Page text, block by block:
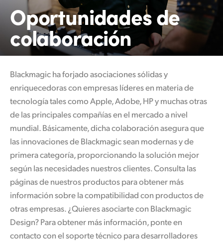
Finland
France
Hong Kong SAR, China
India
Italy
Japan
Korea
Malaysia
Netherlands
Oportunidadesde
colaboración
Blackmagic ha forjado asociaciones sólidas y
enriquecedoras con empresas líderes en materia de
tecnología tales como Apple, Adobe, HP y muchas otras
de las principales compañías en el mercado a nivel
mundial. Básicamente, dicha colaboración asegura que
las innovaciones de Blackmagic sean modernas y de
primera categoría, proporcionando la solución mejor
según las necesidades nuestros clientes. Consulta las
páginas de nuestros productos para obtener más
información sobre la compatibilidad con productos de
otras empresas. ¿Quieres asociarte con Blackmagic
Design? Para obtener más información, ponte en
contacto con el soporte técnico para desarrolladores